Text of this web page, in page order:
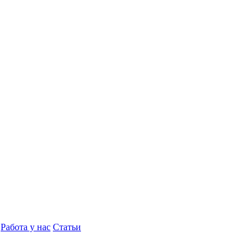
Работа у нас Статьи